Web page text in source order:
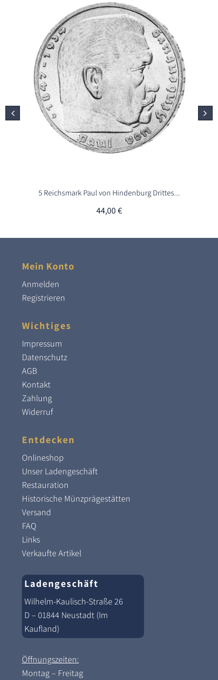
5 Reichsmark Paul von Hindenburg Drittes...
44,00 €
Mein Konto
Anmelden
Registrieren
Wichtiges
Impressum
Datenschutz
AGB
Kontakt
Zahlung
Widerruf
Entdecken
Onlineshop
Unser Ladengeschäft
Restauration
Historische Münzprägestätten
Versand
FAQ
Links
Verkaufte Artikel
Ladengeschäft
Wilhelm-Kaulisch-Straße 26
D – 01844 Neustadt (Im
Kaufland)
Öffnungszeiten:
Montag – Freitag